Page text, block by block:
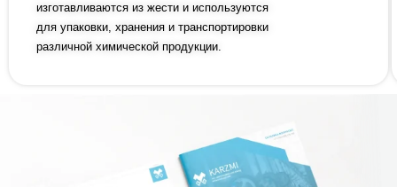
изготавливаются из жести и используются
для упаковки, хранения и транспортировки
различной химической продукции.